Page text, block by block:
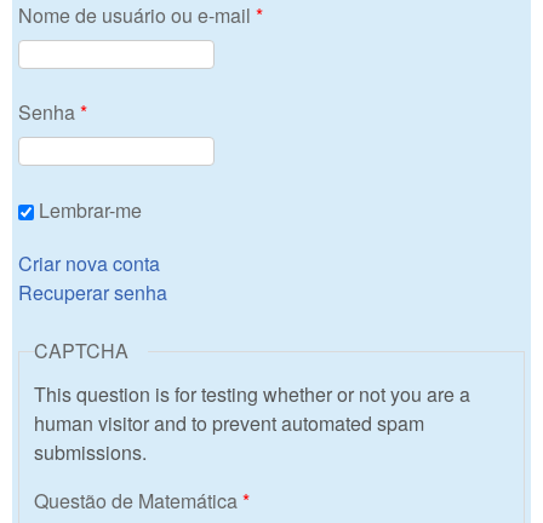
Nome de usuário ou e-mail *
Senha*
Lembrar-me
Criar nova conta
Recuperar senha
CAPTCHA
This question is for testing whether or not you are a
human visitor and to prevent automated spam
submissions.
Questão de Matemática*